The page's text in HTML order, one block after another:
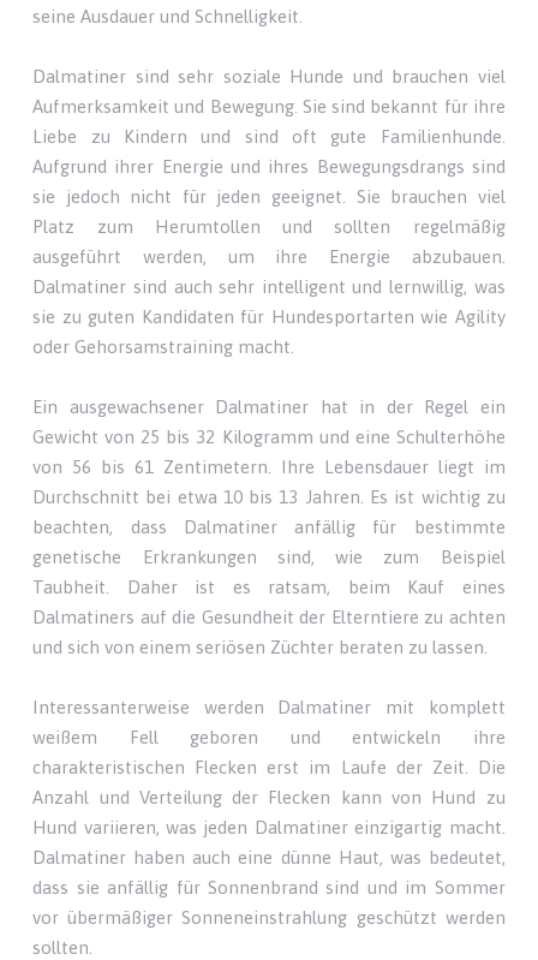
seine Ausdauer und Schnelligkeit.
Dalmatiner sind sehr soziale Hunde und brauchen viel
Aufmerksamkeit und Bewegung. Sie sind bekannt für ihre
Liebe zu Kindern und sind oft gute Familienhunde.
Aufgrund ihrer Energie und ihres Bewegungsdrangs sind
sie jedoch nicht für jeden geeignet. Sie brauchen viel
Platz zum Herumtollen und sollten regelmäßig
ausgeführt werden, um ihre Energie abzubauen.
Dalmatiner sind auch sehr intelligent und lernwillig, was
sie zu guten Kandidaten für Hundesportarten wie Agility
oder Gehorsamstraining macht.
Ein ausgewachsener Dalmatiner hat in der Regel ein
Gewicht von 25 bis 32 Kilogramm und eine Schulterhöhe
von 56 bis 61 Zentimetern. Ihre Lebensdauer liegt im
Durchschnitt bei etwa 10 bis 13 Jahren. Es ist wichtig zu
beachten, dass Dalmatiner anfällig für bestimmte
genetische Erkrankungen sind, wie zum Beispiel
Taubheit. Daher ist es ratsam, beim Kauf eines
Dalmatiners auf die Gesundheit der Elterntiere zu achten
und sich von einem seriösen Züchter beraten zu lassen.
Interessanterweise werden Dalmatiner mit komplett
weißem Fell geboren und entwickeln ihre
charakteristischen Flecken erst im Laufe der Zeit. Die
Anzahl und Verteilung der Flecken kann von Hund zu
Hund variieren, was jeden Dalmatiner einzigartig macht.
Dalmatiner haben auch eine dünne Haut, was bedeutet,
dass sie anfällig für Sonnenbrand sind und im Sommer
vor übermäßiger Sonneneinstrahlung geschützt werden
sollten.